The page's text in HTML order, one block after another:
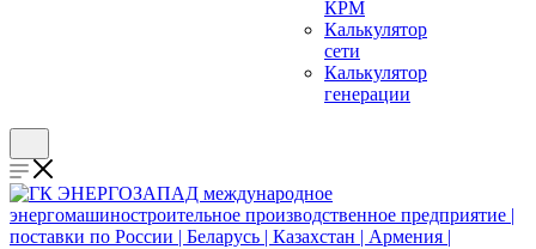
КРМ
Калькулятор
сети
Калькулятор
генерации